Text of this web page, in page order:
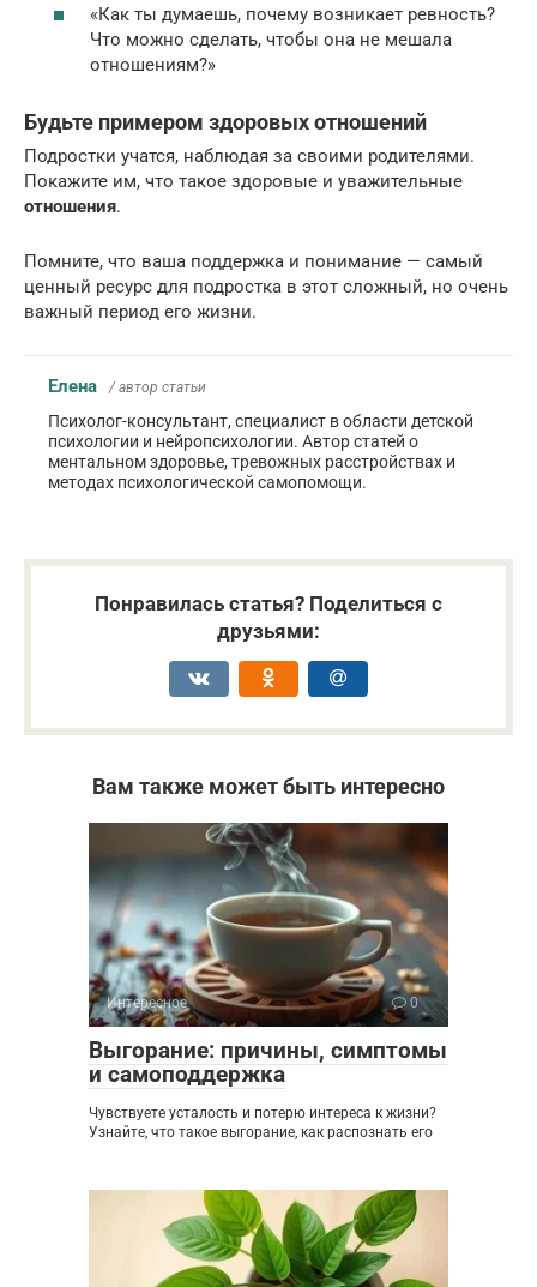
«Как ты думаешь, почему возникает ревность?
Что можно сделать, чтобы она не мешала
отношениям?»
Будьте примером здоровых отношений
Подростки учатся, наблюдая за своими родителями.
Покажите им, что такое здоровые и уважительные
отношения.
Помните, что ваша поддержка и понимание — самый
ценный ресурс для подростка в этот сложный, но очень
важный период его жизни.
Елена / автор статьи
Психолог-консультант, специалист в области детской
психологии и нейропсихологии. Автор статей о
ментальном здоровье, тревожных расстройствах и
методах психологической самопомощи.
Понравилась статья? Поделиться с
друзьями:
Вам также может быть интересно
Интересное 0
Выгорание: причины, симптомы
и самоподдержка
Чувствуете усталость и потерю интереса к жизни?
Узнайте, что такое выгорание, как распознать его